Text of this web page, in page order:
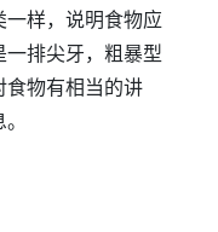
样，说明食物应
排尖牙，粗暴型
物有相当的讲